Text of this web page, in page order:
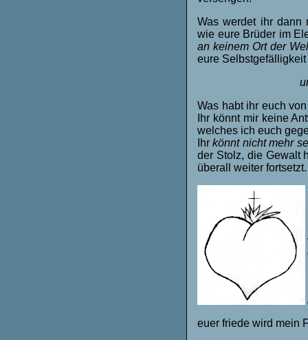
Was werdet ihr dann
wie eure Brüder im
an keinem Ort der
eure
Was habt ihr euch
Ihr könnt mir keine
welches ich euch
Ihrkönnt nicht mehr
der Stolz, die Gewalt
überall weiter fortsetzt.
euer friede wird mein